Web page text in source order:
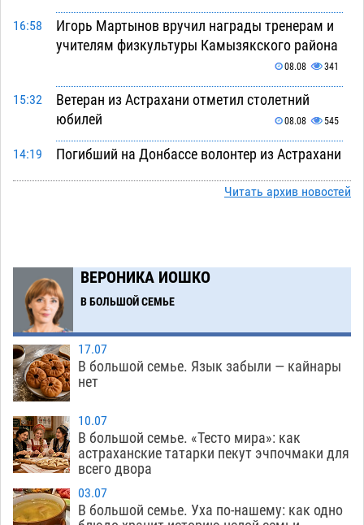
16:58
Игорь Мартынов вручил награды тренерам и
учителям физкультуры Камызякского района
08.08 341
15:32
Ветеран из Астрахани отметил столетний
юбилей
08.08 545
14:19
Погибший на Донбассе волонтер из Астрахани
12:02
Астраханский следком помог подростку
получить зарплату за честный труд
10:51
Фаворитская ноша: астраханские
гандболисты крупно проиграли пермякам
09:00
Лидеры чеченской диаспоры в Астрахани
осудили выходку молодого лихача с улицы
Никольской
18:00
Завтра астраханцы проведут день в режиме
Читать архив новостей
ВЕРОНИКА ИОШКО
В БОЛЬШОЙ СЕМЬЕ
17.07
В большой семье. Язык забыли — кайнары
нет
10.07
В большой семье. «Тесто мира»: как
астраханские татарки пекут эчпочмаки для
всего двора
03.07
В большой семье. Уха по-нашему: как одно